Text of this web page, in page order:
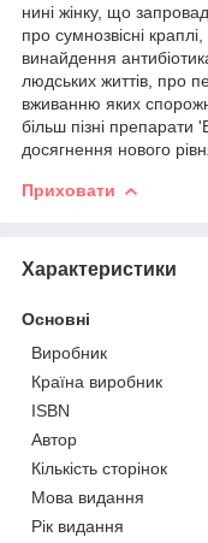
нині жінку, що
про сумнозвісні
винайдення
людських життів, про
вживанню яких
більш пізні препарати
досягнення нового
Приховати
Характеристики
Основні
Виробник
Країна виробник
ISBN
Автор
Кількість сторінок
Мова видання
Рік видання